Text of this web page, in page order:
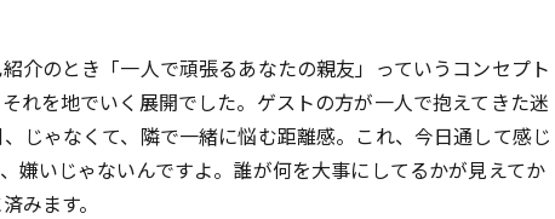
介のとき「一人で頑張るあなたの親友」っていうコンセプト
れを地でいく展開でした。ゲストの方が一人で抱えてきた迷
じゃなくて、隣で一緒に悩む距離感。これ、今日通して感じ
嫌いじゃないんですよ。誰が何を大事にしてるかが見えてか
みます。